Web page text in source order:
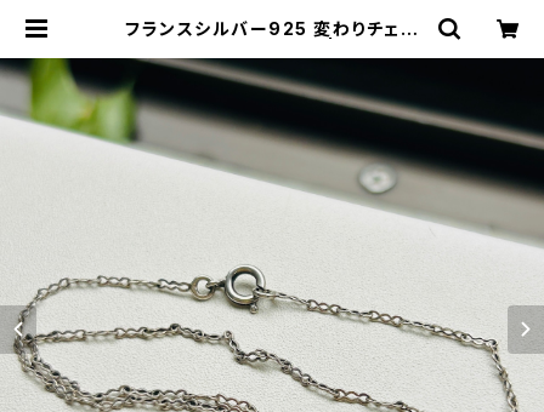
フランスシルバー925 変わりチェー
iques & Vintage